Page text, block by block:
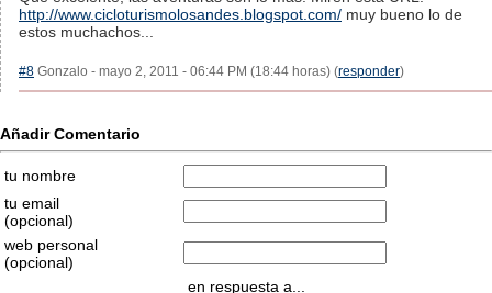
http://www.cicloturismolosandes.blogspot.com/ muy bueno lo de
estos muchachos...
#8 Gonzalo - mayo 2, 2011 - 06:44 PM (18:44 horas) (responder)
Añadir Comentario
tu nombre
tu email
(opcional)
web personal
(opcional)
en respuesta a...